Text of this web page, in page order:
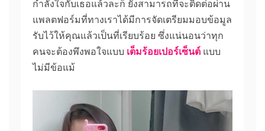
กำลังใจกับเธอแล้วละก็ ยังสามารถที่จะติดต่อผ่าน
แพลตฟอร์มที่ทางเราได้มีการจัดเตรียมมอบข้อมูล
รับไว้ให้คุณแล้วเป็นที่เรียบร้อย ซึ่งแน่นอนว่าทุก
คนจะต้องพึงพอใจแบบ เต็มร้อยเปอร์เซ็นต์ แบบ
ไม่มีข้อแม้